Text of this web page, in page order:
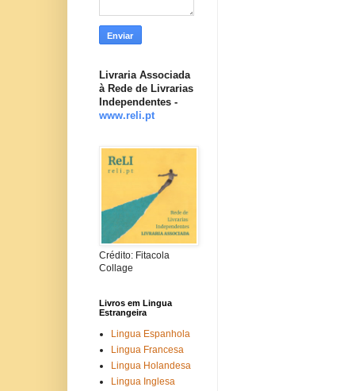
Livraria Associada
à Rede de Livrarias
Independentes -
www.reli.pt
Crédito: Fitacola
Collage
Livros em Lingua
Estrangeira
Lingua Espanhola
Lingua Francesa
Lingua Holandesa
Lingua Inglesa